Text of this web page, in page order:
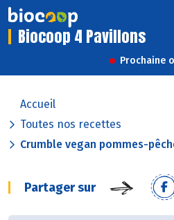
Biocoop 4 Pavillons
Prochaine
Accueil
Toutes nos recettes
Crumble vegan pommes-
Partager sur